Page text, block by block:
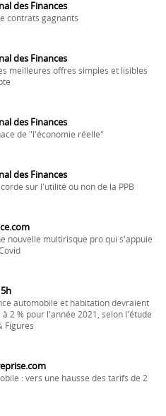
des Finances
contrats gagnants
des Finances
meilleures offres simples et lisibles
des Finances
de "l'économie réelle"
des Finances
sur l'utilité ou non de la PPB
nouvelle multirisque pro qui s'appuie
automobile et habitation devraient
2 % pour l'année 2021, selon l'étude
Figures
: vers une hausse des tarifs de 2